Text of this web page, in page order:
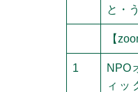
と・
【
1
NPO
ィッ